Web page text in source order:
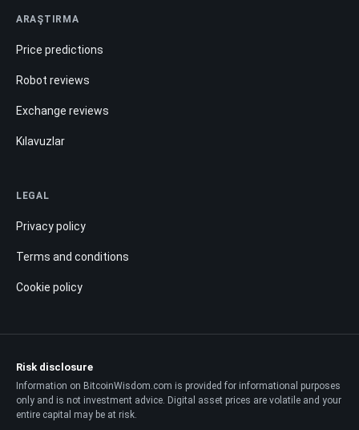
ARAŞTIRMA
Price predictions
Robot reviews
Exchange reviews
Kılavuzlar
LEGAL
Privacy policy
Terms and conditions
Cookie policy
Risk disclosure
Information on BitcoinWisdom.com is provided for informational purposes
only and is not investment advice. Digital asset prices are volatile and your
entire capital may be at risk.